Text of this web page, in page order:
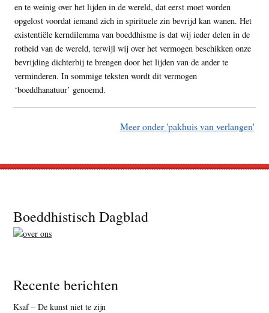
en te weinig over het lijden in de wereld, dat eerst moet worden
opgelost voordat iemand zich in spirituele zin bevrijd kan wanen. Het
existentiële kerndilemma van boeddhisme is dat wij ieder delen in de
rotheid van de wereld, terwijl wij over het vermogen beschikken onze
bevrijding dichterbij te brengen door het lijden van de ander te
verminderen. In sommige teksten wordt dit vermogen
‘boeddhanatuur’ genoemd.
Meer onder 'pakhuis van verlangen'
Footer
Boeddhistisch Dagblad
Recente berichten
Ksaf – De kunst niet te zijn